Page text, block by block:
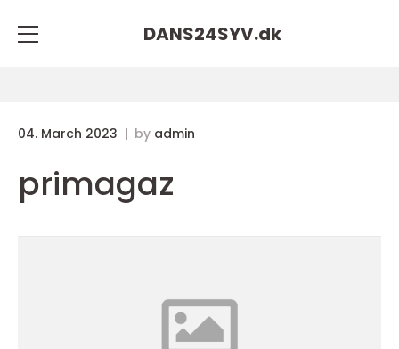
DANS24SYV.dk
04. March 2023 by admin
primagaz